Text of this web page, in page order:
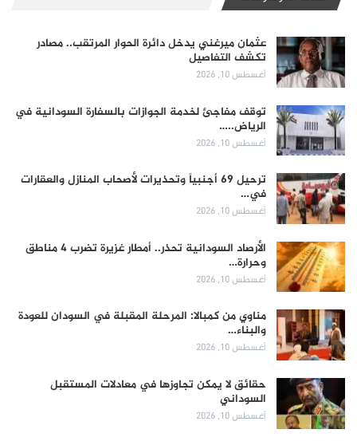
عثمان ميرغني يدخل دائرة الحوار المرتقب.. مصادر
تكشف التفاصيل
أغسطس 10, 2026
توقف مفاجئ لخدمة الجوازات بالسفارة السودانية في
الرياض..…
أغسطس 10, 2026
ترحيل 69 أجنبياً وتحذيرات لأصحاب المنازل والعقارات
في…
أغسطس 10, 2026
الأرصاد السودانية تحذر.. أمطار غزيرة تضرب 4 مناطق
وحرارة…
أغسطس 10, 2026
مناوي من كمبالا: المرحلة المقبلة في السودان للعودة
والبناء…
أغسطس 10, 2026
حقائق لا يمكن تجاوزها في معادلات المستقبل
السوداني
أغسطس 10, 2026